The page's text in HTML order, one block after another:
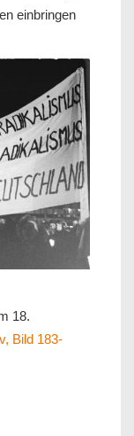
einbringen
18.
Bild 183-